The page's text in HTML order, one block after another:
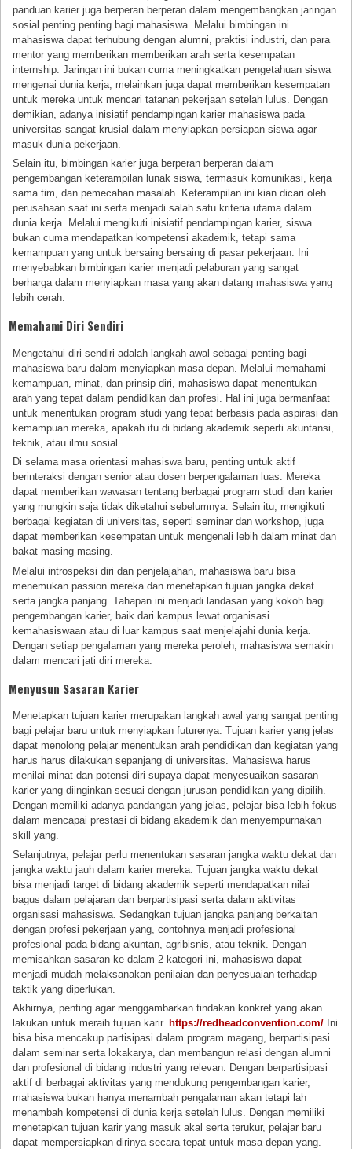
panduan karier juga berperan berperan dalam mengembangkan jaringan
sosial penting penting bagi mahasiswa. Melalui bimbingan ini
mahasiswa dapat terhubung dengan alumni, praktisi industri, dan para
mentor yang memberikan memberikan arah serta kesempatan
internship. Jaringan ini bukan cuma meningkatkan pengetahuan siswa
mengenai dunia kerja, melainkan juga dapat memberikan kesempatan
untuk mereka untuk mencari tatanan pekerjaan setelah lulus. Dengan
demikian, adanya inisiatif pendampingan karier mahasiswa pada
universitas sangat krusial dalam menyiapkan persiapan siswa agar
masuk dunia pekerjaan.
Selain itu, bimbingan karier juga berperan berperan dalam
pengembangan keterampilan lunak siswa, termasuk komunikasi, kerja
sama tim, dan pemecahan masalah. Keterampilan ini kian dicari oleh
perusahaan saat ini serta menjadi salah satu kriteria utama dalam
dunia kerja. Melalui mengikuti inisiatif pendampingan karier, siswa
bukan cuma mendapatkan kompetensi akademik, tetapi sama
kemampuan yang untuk bersaing bersaing di pasar pekerjaan. Ini
menyebabkan bimbingan karier menjadi pelaburan yang sangat
berharga dalam menyiapkan masa yang akan datang mahasiswa yang
lebih cerah.
Memahami Diri Sendiri
Mengetahui diri sendiri adalah langkah awal sebagai penting bagi
mahasiswa baru dalam menyiapkan masa depan. Melalui memahami
kemampuan, minat, dan prinsip diri, mahasiswa dapat menentukan
arah yang tepat dalam pendidikan dan profesi. Hal ini juga bermanfaat
untuk menentukan program studi yang tepat berbasis pada aspirasi dan
kemampuan mereka, apakah itu di bidang akademik seperti akuntansi,
teknik, atau ilmu sosial.
Di selama masa orientasi mahasiswa baru, penting untuk aktif
berinteraksi dengan senior atau dosen berpengalaman luas. Mereka
dapat memberikan wawasan tentang berbagai program studi dan karier
yang mungkin saja tidak diketahui sebelumnya. Selain itu, mengikuti
berbagai kegiatan di universitas, seperti seminar dan workshop, juga
dapat memberikan kesempatan untuk mengenali lebih dalam minat dan
bakat masing-masing.
Melalui introspeksi diri dan penjelajahan, mahasiswa baru bisa
menemukan passion mereka dan menetapkan tujuan jangka dekat
serta jangka panjang. Tahapan ini menjadi landasan yang kokoh bagi
pengembangan karier, baik dari kampus lewat organisasi
kemahasiswaan atau di luar kampus saat menjelajahi dunia kerja.
Dengan setiap pengalaman yang mereka peroleh, mahasiswa semakin
dalam mencari jati diri mereka.
Menyusun Sasaran Karier
Menetapkan tujuan karier merupakan langkah awal yang sangat penting
bagi pelajar baru untuk menyiapkan futurenya. Tujuan karier yang jelas
dapat menolong pelajar menentukan arah pendidikan dan kegiatan yang
harus harus dilakukan sepanjang di universitas. Mahasiswa harus
menilai minat dan potensi diri supaya dapat menyesuaikan sasaran
karier yang diinginkan sesuai dengan jurusan pendidikan yang dipilih.
Dengan memiliki adanya pandangan yang jelas, pelajar bisa lebih fokus
dalam mencapai prestasi di bidang akademik dan menyempurnakan
skill yang.
Selanjutnya, pelajar perlu menentukan sasaran jangka waktu dekat dan
jangka waktu jauh dalam karier mereka. Tujuan jangka waktu dekat
bisa menjadi target di bidang akademik seperti mendapatkan nilai
bagus dalam pelajaran dan berpartisipasi serta dalam aktivitas
organisasi mahasiswa. Sedangkan tujuan jangka panjang berkaitan
dengan profesi pekerjaan yang, contohnya menjadi profesional
profesional pada bidang akuntan, agribisnis, atau teknik. Dengan
memisahkan sasaran ke dalam 2 kategori ini, mahasiswa dapat
menjadi mudah melaksanakan penilaian dan penyesuaian terhadap
taktik yang diperlukan.
Akhirnya, penting agar menggambarkan tindakan konkret yang akan
lakukan untuk meraih tujuan karir.https://redheadconvention.com/ Ini
bisa bisa mencakup partisipasi dalam program magang, berpartisipasi
dalam seminar serta lokakarya, dan membangun relasi dengan alumni
dan profesional di bidang industri yang relevan. Dengan berpartisipasi
aktif di berbagai aktivitas yang mendukung pengembangan karier,
mahasiswa bukan hanya menambah pengalaman akan tetapi lah
menambah kompetensi di dunia kerja setelah lulus. Dengan memiliki
menetapkan tujuan karir yang masuk akal serta terukur, pelajar baru
dapat mempersiapkan dirinya secara tepat untuk masa depan yang.